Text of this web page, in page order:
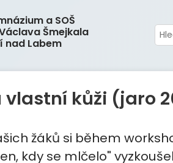
a SOŠ
Šmejkala
nad Labem
vlastní kůži (jaro
žáků si během
kdy se mlčelo"